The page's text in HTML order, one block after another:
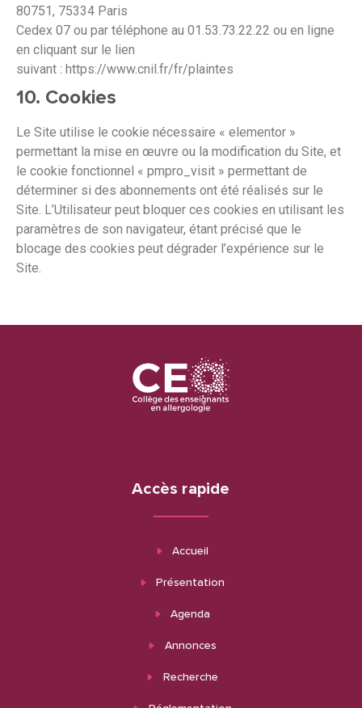
80751, 75334 Paris
Cedex 07 ou par téléphone au 01.53.73.22.22 ou en ligne
en cliquant sur le lien
suivant : https://www.cnil.fr/fr/plaintes
10. Cookies
Le Site utilise le cookie nécessaire « elementor »
permettant la mise en œuvre ou la modification du Site, et
le cookie fonctionnel « pmpro_visit » permettant de
déterminer si des abonnements ont été réalisés sur le
Site. L’Utilisateur peut bloquer ces cookies en utilisant les
paramètres de son navigateur, étant précisé que le
blocage des cookies peut dégrader l’expérience sur le
Site.
Accès rapide
Accueil
Présentation
Agenda
Annonces
Recherche